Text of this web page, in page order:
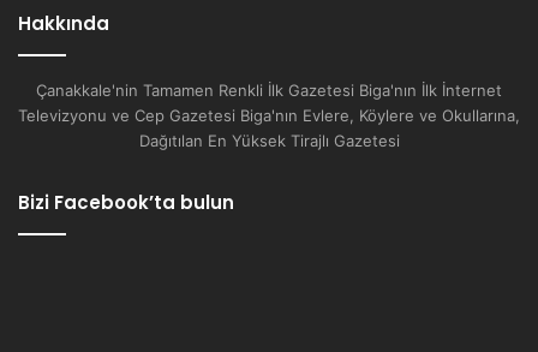
Hakkında
Çanakkale'nin Tamamen Renkli İlk Gazetesi Biga'nın İlk İnternet
Televizyonu ve Cep Gazetesi Biga'nın Evlere, Köylere ve Okullarına,
Dağıtılan En Yüksek Tirajlı Gazetesi
Bizi Facebook’ta bulun